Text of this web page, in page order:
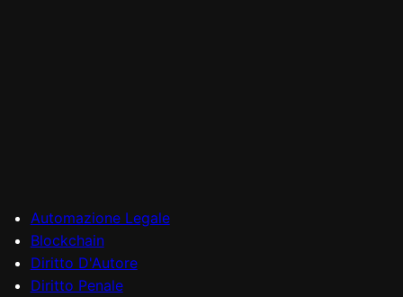
Automazione Legale
Blockchain
Diritto D'Autore
Diritto Penale